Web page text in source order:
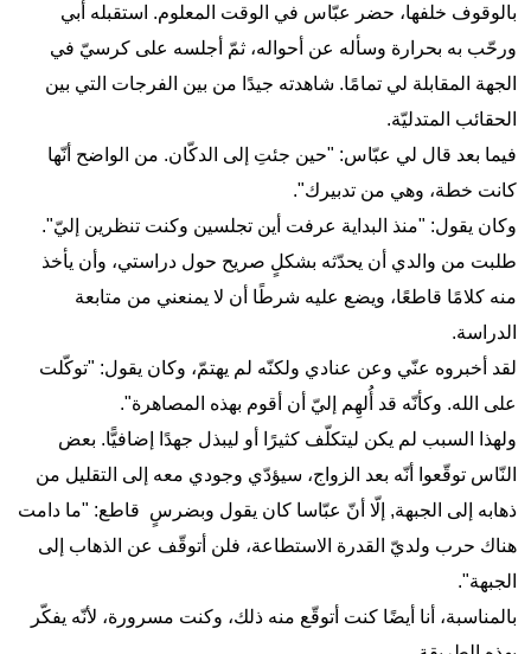
بالوقوف خلفها، حضر عبّاس في الوقت المعلوم. استقبله أبي
ورحّب به بحرارة وسأله عن أحواله، ثمّ أجلسه على كرسيّ في
الجهة المقابلة لي تمامًا. شاهدته جيدًا من بين الفرجات التي بين
الحقائب المتدليّة.
فيما بعد قال لي عبّاس: "حين جئتِ إلى الدكّان. من الواضح أنّها
كانت خطة، وهي من تدبيرك".
وكان يقول: "منذ البداية عرفت أين تجلسين وكنت تنظرين إليّ".
طلبت من والدي أن يحدّثه بشكلٍ صريح حول دراستي، وأن يأخذ
منه كلامًا قاطعًا، ويضع عليه شرطًا أن لا يمنعني من متابعة
الدراسة.
لقد أخبروه عنّي وعن عنادي ولكنّه لم يهتمّ، وكان يقول: "توكّلت
على الله. وكأنّه قد أُلهِم إليّ أن أقوم بهذه المصاهرة".
ولهذا السبب لم يكن ليتكلّف كثيرًا أو ليبذل جهدًا إضافيًّا. بعض
النّاس توقّعوا أنّه بعد الزواج، سيؤدّي وجودي معه إلى التقليل من
ذهابه إلى الجبهة, إلّا أنّ عبّاسا كان يقول وبضرسٍ قاطع: "ما دامت
هناك حرب ولديّ القدرة الاستطاعة، فلن أتوقّف عن الذهاب إلى
الجبهة".
بالمناسبة، أنا أيضًا كنت أتوقّع منه ذلك، وكنت مسرورة، لأنّه يفكّر